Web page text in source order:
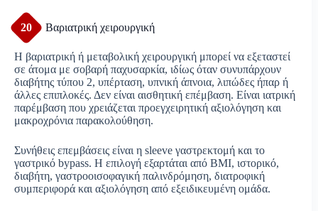
20 Βαριατρική χειρουργική
Η βαριατρική ή μεταβολική χειρουργική μπορεί να εξεταστεί
σε άτομα με σοβαρή παχυσαρκία, ιδίως όταν συνυπάρχουν
διαβήτης τύπου 2, υπέρταση, υπνική άπνοια, λιπώδες ήπαρ ή
άλλες επιπλοκές. Δεν είναι αισθητική επέμβαση. Είναι ιατρική
παρέμβαση που χρειάζεται προεγχειρητική αξιολόγηση και
μακροχρόνια παρακολούθηση.
Συνήθεις επεμβάσεις είναι η sleeve γαστρεκτομή και το
γαστρικό bypass. Η επιλογή εξαρτάται από BMI, ιστορικό,
διαβήτη, γαστροοισοφαγική παλινδρόμηση, διατροφική
συμπεριφορά και αξιολόγηση από εξειδικευμένη ομάδα.